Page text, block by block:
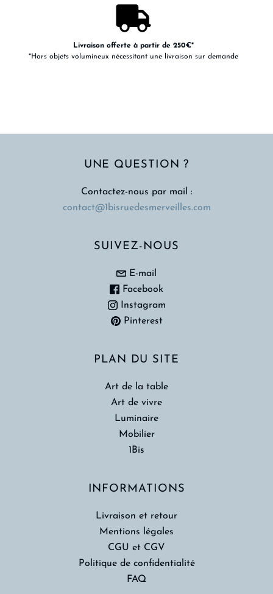
Livraison offerte à partir de 250€*
*Hors objets volumineux nécessitant une livraison sur demande
UNE QUESTION ?
Contactez-nous par mail :
contact@1bisruedesmerveilles.com
SUIVEZ-NOUS
E-mail
Facebook
Instagram
Pinterest
PLAN DU SITE
Art de la table
Art de vivre
Luminaire
Mobilier
1Bis
INFORMATIONS
Livraison et retour
Mentions légales
CGU et CGV
Politique de confidentialité
FAQ